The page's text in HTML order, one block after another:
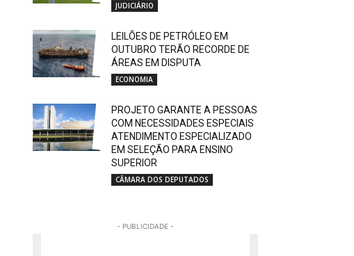
JUDICIÁRIO
LEILÕES DE PETRÓLEO EM
OUTUBRO TERÃO RECORDE DE
ÁREAS EM DISPUTA
ECONOMIA
PROJETO GARANTE A PESSOAS
COM NECESSIDADES ESPECIAIS
ATENDIMENTO ESPECIALIZADO
EM SELEÇÃO PARA ENSINO
SUPERIOR
CÂMARA DOS DEPUTADOS
- PUBLICIDADE -